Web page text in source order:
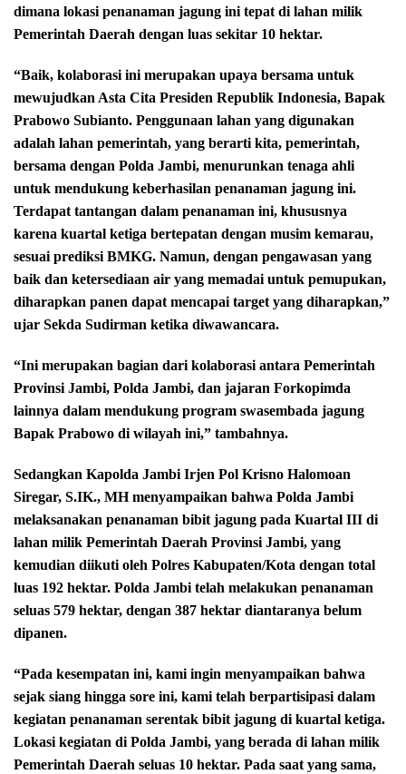
dimana lokasi penanaman jagung ini tepat di lahan milik
Pemerintah Daerah dengan luas sekitar 10 hektar.
“Baik, kolaborasi ini merupakan upaya bersama untuk
mewujudkan Asta Cita Presiden Republik Indonesia, Bapak
Prabowo Subianto. Penggunaan lahan yang digunakan
adalah lahan pemerintah, yang berarti kita, pemerintah,
bersama dengan Polda Jambi, menurunkan tenaga ahli
untuk mendukung keberhasilan penanaman jagung ini.
Terdapat tantangan dalam penanaman ini, khususnya
karena kuartal ketiga bertepatan dengan musim kemarau,
sesuai prediksi BMKG. Namun, dengan pengawasan yang
baik dan ketersediaan air yang memadai untuk pemupukan,
diharapkan panen dapat mencapai target yang diharapkan,”
ujar Sekda Sudirman ketika diwawancara.
“Ini merupakan bagian dari kolaborasi antara Pemerintah
Provinsi Jambi, Polda Jambi, dan jajaran Forkopimda
lainnya dalam mendukung program swasembada jagung
Bapak Prabowo di wilayah ini,” tambahnya.
Sedangkan Kapolda Jambi Irjen Pol Krisno Halomoan
Siregar, S.IK., MH menyampaikan bahwa Polda Jambi
melaksanakan penanaman bibit jagung pada Kuartal III di
lahan milik Pemerintah Daerah Provinsi Jambi, yang
kemudian diikuti oleh Polres Kabupaten/Kota dengan total
luas 192 hektar. Polda Jambi telah melakukan penanaman
seluas 579 hektar, dengan 387 hektar diantaranya belum
dipanen.
“Pada kesempatan ini, kami ingin menyampaikan bahwa
sejak siang hingga sore ini, kami telah berpartisipasi dalam
kegiatan penanaman serentak bibit jagung di kuartal ketiga.
Lokasi kegiatan di Polda Jambi, yang berada di lahan milik
Pemerintah Daerah seluas 10 hektar. Pada saat yang sama,